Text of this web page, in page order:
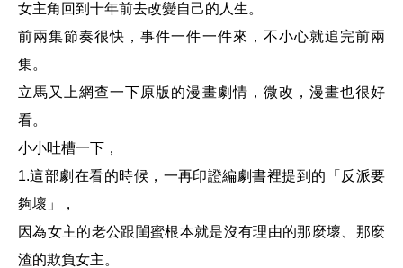
女主角回到十年前去改變自己的人生。
前兩集節奏很快，事件一件一件來，不小心就追完前兩
集。
立馬又上網查一下原版的漫畫劇情，微改，漫畫也很好
看。
小小吐槽一下，
1.這部劇在看的時候，一再印證編劇書裡提到的「反派要
夠壞」，
因為女主的老公跟閨蜜根本就是沒有理由的那麼壞、那麼
渣的欺負女主。